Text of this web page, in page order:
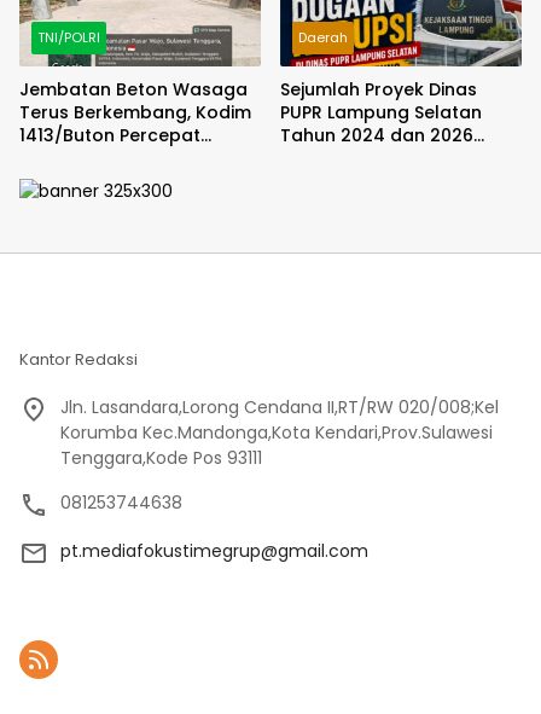
TNI/POLRI
Jembatan Beton Wasaga
Terus Berkembang, Kodim
1413/Buton Percepat
Daerah
Sejumlah Proyek Dinas
PUPR Lampung Selatan
Tahun 2024 dan 2026
Kantor Redaksi
Jln. Lasandara,Lorong Cendana II,RT/RW 020/008;Kel
Korumba Kec.Mandonga,Kota Kendari,Prov.Sulawesi
Tenggara,Kode Pos 93111
081253744638
pt.mediafokustimegrup@gmail.com